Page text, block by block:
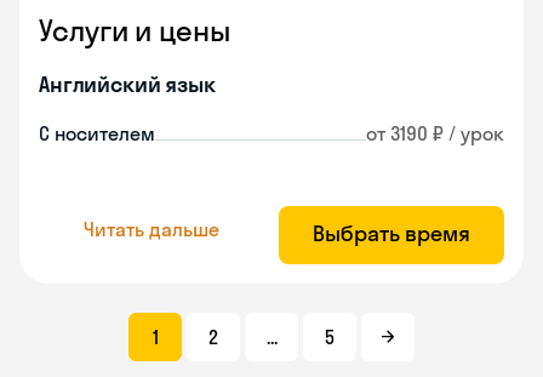
Услуги и цены
Английский язык
С носителем от 3190 ₽ / урок
Читать дальше Выбрать время
1 2 ... 5